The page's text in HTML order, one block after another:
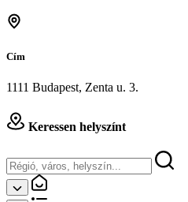
Cím
1111 Budapest, Zenta u. 3.
Keressen helyszínt